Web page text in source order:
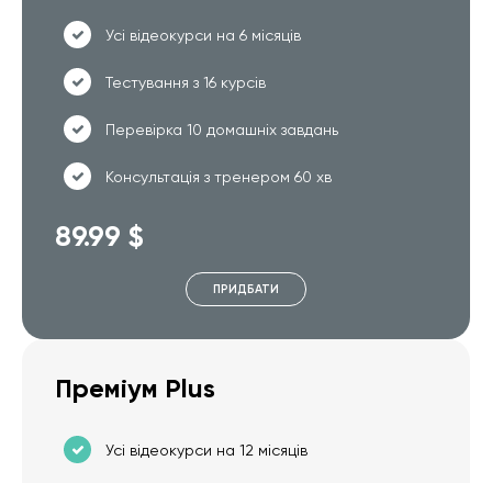
Усі відеокурси на 6 місяців
Тестування з 16 курсів
Перевірка 10 домашніх завдань
Консультація з тренером 60 хв
89.99 $
ПРИДБАТИ
Преміум Plus
Усі відеокурси на 12 місяців